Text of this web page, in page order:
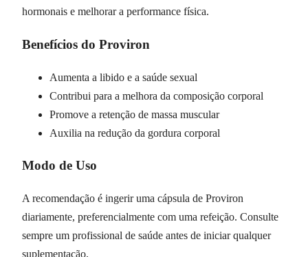
hormonais e melhorar a performance física.
Benefícios do Proviron
Aumenta a libido e a saúde sexual
Contribui para a melhora da composição corporal
Promove a retenção de massa muscular
Auxilia na redução da gordura corporal
Modo de Uso
A recomendação é ingerir uma cápsula de Proviron
diariamente, preferencialmente com uma refeição. Consulte
sempre um profissional de saúde antes de iniciar qualquer
suplementação.